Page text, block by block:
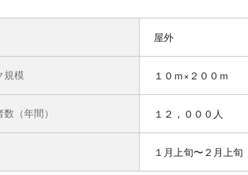
屋外
規模 １０ｍ×２００ｍ
（年間） １２，０００人
１月上旬〜２月上旬